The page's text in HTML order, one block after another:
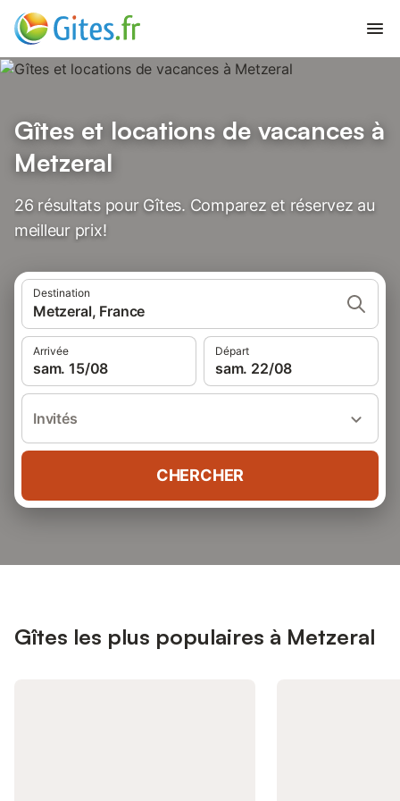
Gîtes et locations de vacances à
Metzeral
26 résultats pour Gîtes. Comparez et réservez au
meilleur prix!
Destination
Metzeral, France
Arrivée
sam. 15/08
Départ
sam. 22/08
Invités
CHERCHER
Gîtes les plus populaires à Metzeral